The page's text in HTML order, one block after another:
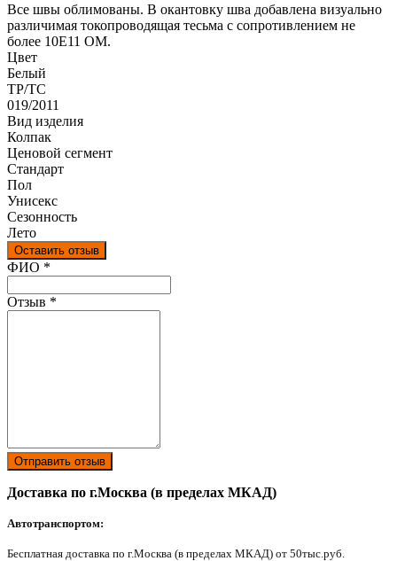
Все швы облимованы. В окантовку шва добавлена визуально
различимая токопроводящая тесьма с сопротивлением не
более 10E11 ОМ.
Цвет
Белый
ТР/ТС
019/2011
Вид изделия
Колпак
Ценовой сегмент
Стандарт
Пол
Унисекс
Сезонность
Лето
Оставить отзыв
Ваш отзыв был отправлен!
ФИО *
Отзыв *
Отправить отзыв
Доставка по г.Москва (в пределах МКАД)
Автотранспортом:
Бесплатная доставка по г.Москва (в пределах МКАД) от 50тыс.руб.